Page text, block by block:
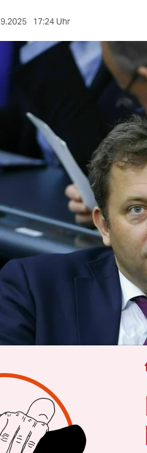
17:24 Uhr
Aus BerlinTobias